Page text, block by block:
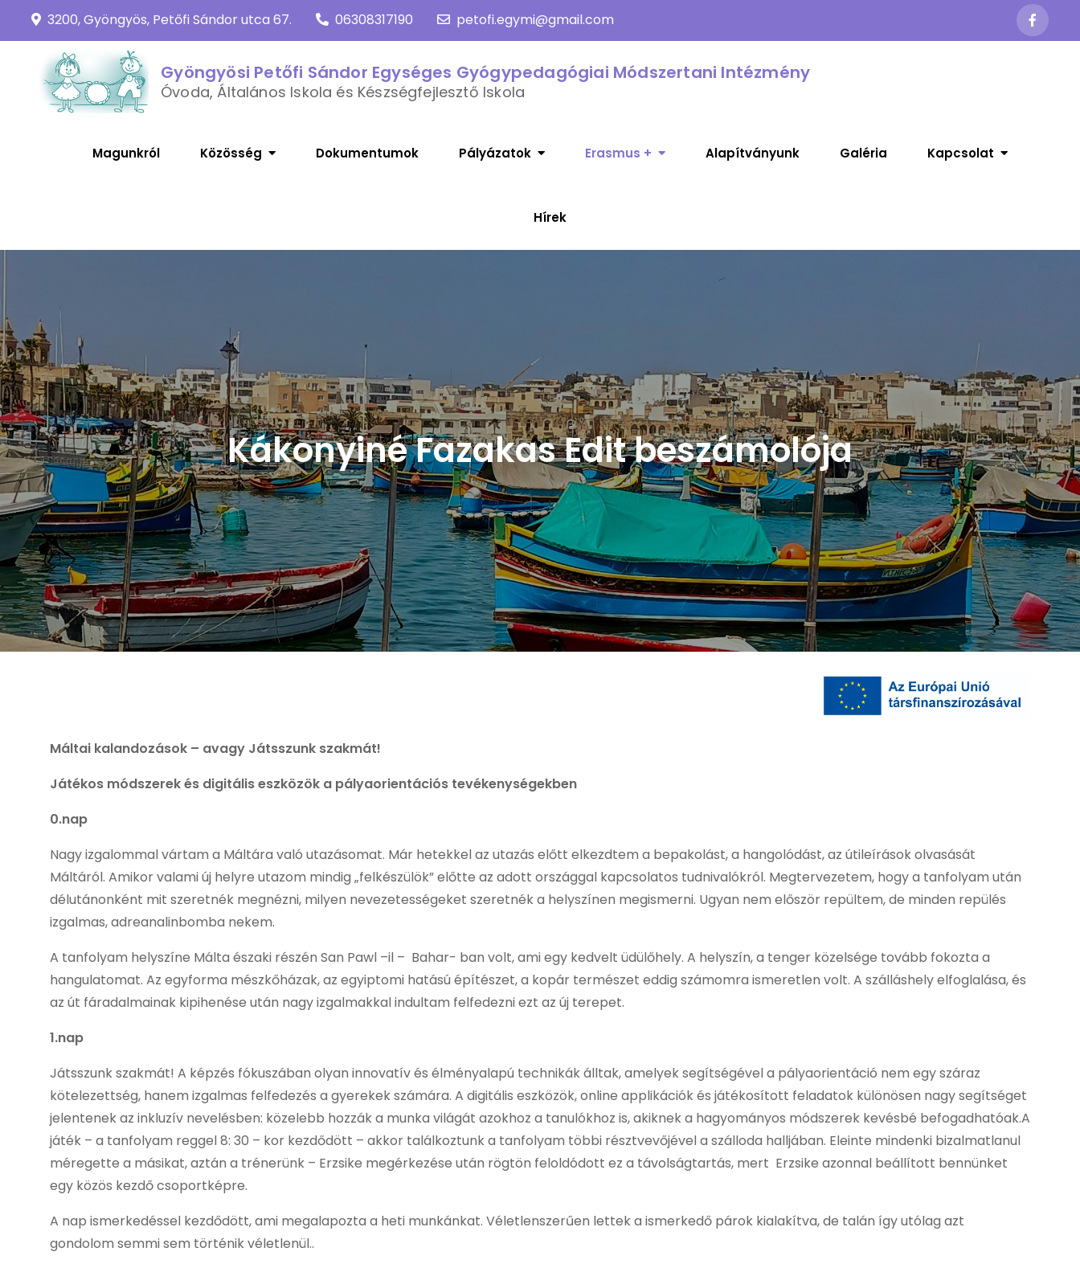
3200, Gyöngyös, Petőfi Sándor utca 67. 06308317190 petofi.egymi@gmail.com
Gyöngyösi Petőfi Sándor Egységes Gyógypedagógiai Módszertani Intézmény
Óvoda, Általános Iskola és Készségfejlesztő Iskola
Magunkról Közösség Dokumentumok Pályázatok Erasmus + Alapítványunk Galéria Kapcsolat
Hírek
Kákonyiné Fazakas Edit beszámolója
Máltai kalandozások – avagy Játsszunk szakmát!
Játékos módszerek és digitális eszközök a pályaorientációs tevékenységekben
0.nap
Nagy izgalommal vártam a Máltára való utazásomat. Már hetekkel az utazás előtt elkezdtem a bepakolást, a hangolódást, az útileírások olvasását
Máltáról. Amikor valami új helyre utazom mindig „felkészülök” előtte az adott országgal kapcsolatos tudnivalókról. Megtervezetem, hogy a tanfolyam után
délutánonként mit szeretnék megnézni, milyen nevezetességeket szeretnék a helyszínen megismerni. Ugyan nem először repültem, de minden repülés
izgalmas, adreanalinbomba nekem.
A tanfolyam helyszíne Málta északi részén San Pawl –il – Bahar- ban volt, ami egy kedvelt üdülőhely. A helyszín, a tenger közelsége tovább fokozta a
hangulatomat. Az egyforma mészkőházak, az egyiptomi hatású építészet, a kopár természet eddig számomra ismeretlen volt. A szálláshely elfoglalása, és
az út fáradalmainak kipihenése után nagy izgalmakkal indultam felfedezni ezt az új terepet.
1.nap
Játsszunk szakmát! A képzés fókuszában olyan innovatív és élményalapú technikák álltak, amelyek segítségével a pályaorientáció nem egy száraz
kötelezettség, hanem izgalmas felfedezés a gyerekek számára. A digitális eszközök, online applikációk és játékosított feladatok különösen nagy segítséget
jelentenek az inkluzív nevelésben: közelebb hozzák a munka világát azokhoz a tanulókhoz is, akiknek a hagyományos módszerek kevésbé befogadhatóak.A
játék – a tanfolyam reggel 8: 30 – kor kezdődött – akkor találkoztunk a tanfolyam többi résztvevőjével a szálloda halljában. Eleinte mindenki bizalmatlanul
méregette a másikat, aztán a trénerünk – Erzsike megérkezése után rögtön feloldódott ez a távolságtartás, mert Erzsike azonnal beállított bennünket
egy közös kezdő csoportképre.
A nap ismerkedéssel kezdődött, ami megalapozta a heti munkánkat. Véletlenszerűen lettek a ismerkedő párok kialakítva, de talán így utólag azt
gondolom semmi sem történik véletlenül..